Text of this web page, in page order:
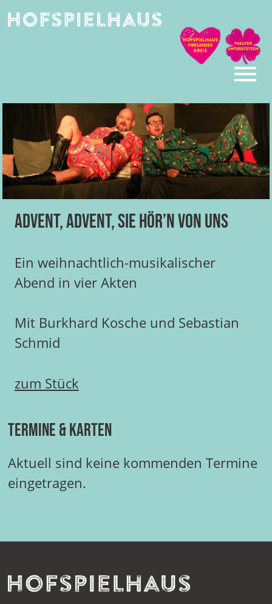
Advent, Advent, Sie hör’n von uns
Ein weihnachtlich-musikalischer
Abend in vier Akten
Mit Burkhard Kosche und Sebastian
Schmid
zum Stück
Termine & Karten
Aktuell sind keine kommenden Termine
eingetragen.